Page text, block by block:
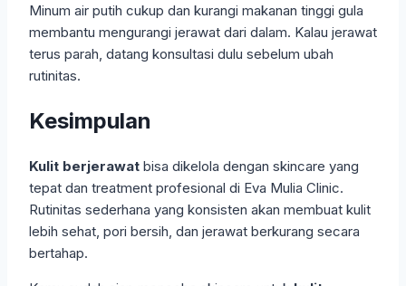
Minum air putih cukup dan kurangi makanan tinggi gula
membantu mengurangi jerawat dari dalam. Kalau jerawat
terus parah, datang konsultasi dulu sebelum ubah
rutinitas.
Kesimpulan
Kulit berjerawat bisa dikelola dengan skincare yang
tepat dan treatment profesional di Eva Mulia Clinic.
Rutinitas sederhana yang konsisten akan membuat kulit
lebih sehat, pori bersih, dan jerawat berkurang secara
bertahap.